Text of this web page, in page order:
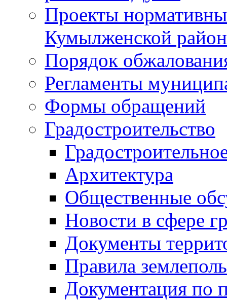
Проекты
Кумылженской
Порядок
Регламенты
Формы обращений
Градостроительство
Архитектура
Общественные
Новости в сфере
Документы
Правила
Документация по